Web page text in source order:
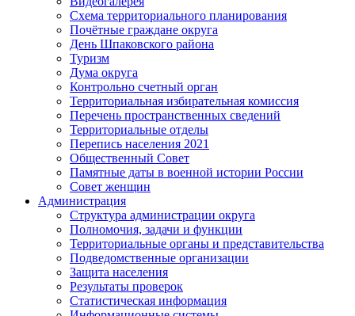
Схема территориального планирования
Почётные граждане округа
День Шпаковского района
Туризм
Дума округа
Контрольно счетный орган
Территориальная избирательная комиссия
Перечень пространственных сведений
Территориальные отделы
Перепись населения 2021
Общественный Совет
Памятные даты в военной истории России
Совет женщин
Администрация
Структура администрации округа
Полномочия, задачи и функции
Территориальные органы и представительства
Подведомственные организации
Защита населения
Результаты проверок
Статистическая информация